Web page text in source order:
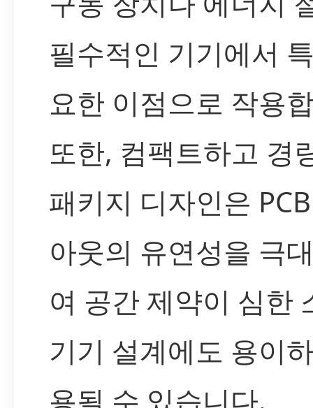
필수적인 기기에서
요한 이점으로 작용
또한, 컴팩트하고 경
패키지 디자인은
아웃의 유연성을 극
여 공간 제약이 심한
기기 설계에도 용이
용될 수 있습니다.